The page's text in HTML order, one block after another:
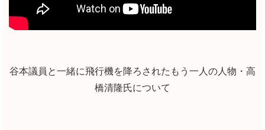
谷本議員と一緒に飛行機を降ろされたもう一人の人物・高
橋清隆氏について